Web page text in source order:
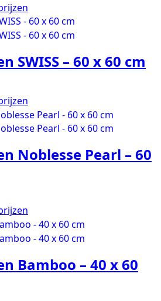
SWISS – 60 x 60 cm
Noblesse Pearl – 60
Bamboo – 40 x 60